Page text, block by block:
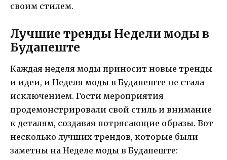
своим стилем.
Лучшие тренды Недели моды в
Будапеште
Каждая неделя моды приносит новые тренды
и идеи, и Неделя моды в Будапеште не стала
исключением. Гости мероприятия
продемонстрировали свой стиль и внимание
к деталям, создавая потрясающие образы. Вот
несколько лучших трендов, которые были
заметны на Неделе моды в Будапеште: